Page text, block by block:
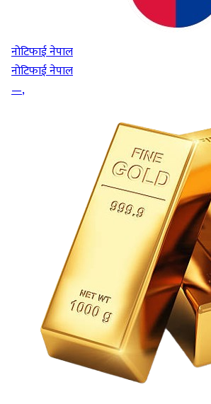
नोटिफाई नेपाल
नोटिफाई नेपाल
—,